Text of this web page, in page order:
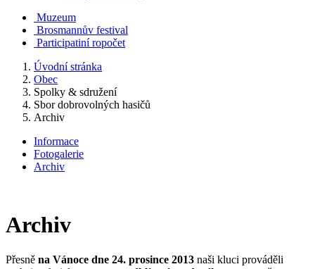
Muzeum
Brosmannův festival
Participatiní ropočet
Úvodní stránka
Obec
Spolky & sdružení
Sbor dobrovolných hasičů
Archiv
Informace
Fotogalerie
Archiv
Archiv
Přesně na Vánoce dne 24. prosince 2013 naši kluci prováděli